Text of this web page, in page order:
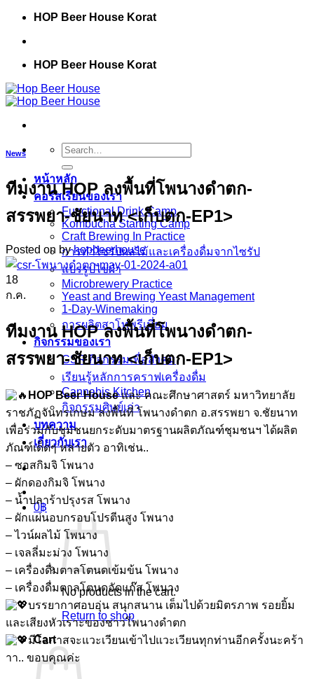
Skip
content
HOP Beer House Korat
HOP Beer House Korat
Search
for:
หน้าหลัก
คอร์สเรียนของเรา
Functional Drink Camp
Kombucha Starting Camp
Craft Brewing In Practice
การทำไซรัปผลไม้และเครื่องดื่มจากไซรัป
แปรรูปไข่ผำ
Microbrewery Practice
Yeast and Brewing Yeast Management
1-Day-Winemaking
การผลิตสาโทพรีเมี่ยม
กิจกรรมของเรา
CSR กิจกรรมเพื่อสังคม
เรียนรู้หลักการคราฟเครื่องดื่ม
Cannabis Kitchen
กิจกรรมศิษย์เก่า
บทความ
เกี่ยวกับเรา
0฿
No products in the cart.
Return to shop
Cart
News
ทีมงาน HOP ลงพื้นที่โพนางดำตก-
สรรพยา-ชัยนาท <เก็บตก-EP1>
Posted on byhopbeerhouse
18
ก.ค.
ทีมงาน HOP ลงพื้นที่โพนางดำตก-
สรรพยา-ชัยนาท <เก็บตก-EP1>
HOP Beer Houseและ คณะศึกษาศาสตร์ มหาวิทยาลัย
ราชภัฏจันทรเกษม ลงพื้นที่ โพนางดำตก อ.สรรพยา จ.ชัยนาท
เพื่อร่วมกับชุมชนยกระดับมาตรฐานผลิตภัณฑ์ชุมชนฯ ได้ผลิต
ภัณฑ์เด็ดๆ หลายตัว อาทิเช่น..
– ซอสกิมจิ โพนาง
– ผักดองกิมจิ โพนาง
– น้ำปลาร้าปรุงรส โพนาง
– ผักแผ่นอบกรอบโปรตีนสูง โพนาง
– ไวน์ผลไม้ โพนาง
– เจลลี่มะม่วง โพนาง
– เครื่องดื่มตาลโตนดเข้มข้น โพนาง
– เครื่องดื่มตาลโตนดอัดแก๊ส โพนาง
บรรยากาศอบอุ่น สนุกสนาน เต็มไปด้วยมิตรภาพ รอยยิ้ม
และเสียงหัวเราะของชาวโพนางดำตก
มีโอกาสจะแวะเวียนเข้าไปแวะเวียนทุกท่านอีกครั้งนะคร้า
าา.. ขอบคุณค่ะ